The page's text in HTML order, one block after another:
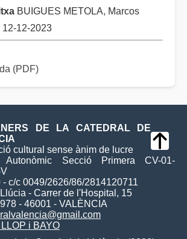
BUIGUES METOLA, Marcos
12-12-2023
(PDF)
DE LA CATEDRAL DE
cultural sense ànim de lucre
Autonòmic Secció Primera CV-01-
c/c 0049/2626/86/2814120711
- Carrer de l'Hospital, 15
- 46001 - VALÈNCIA
i BAYO